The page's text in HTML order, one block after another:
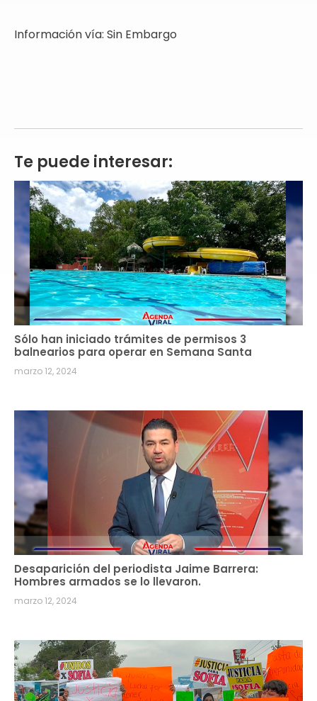
Información vía: Sin Embargo
Te puede interesar:
Sólo han iniciado trámites de permisos 3
balnearios para operar en Semana Santa
marzo 12, 2024
Desaparición del periodista Jaime Barrera:
Hombres armados se lo llevaron.
marzo 12, 2024